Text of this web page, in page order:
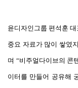
윤디자인그룹 편석훈
중요 자료가 많이 쌓였
며 “비주얼다이브의 콘
이터를 만들어 공유해